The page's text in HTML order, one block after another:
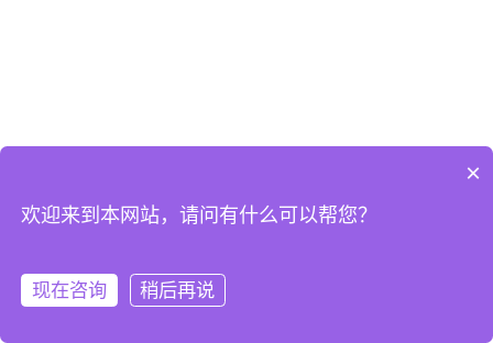
×
欢迎来到本网站，请问有什么可以帮您？
现在咨询 稍后再说